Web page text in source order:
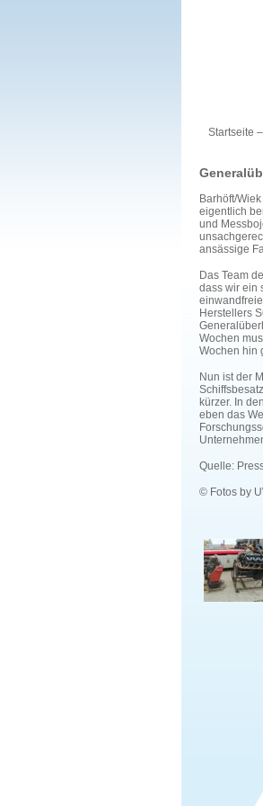
Startseite
Barhöft/
eigentlich
und
ansässige
Das Team
dass wir ein
Herstellers
Wochen
Wochen hin
Nun ist der
kürzer. In
eben das
Quelle:
© Fotos by